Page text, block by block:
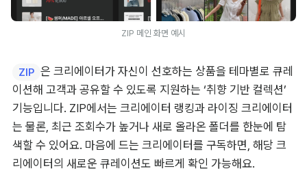
ZIP 메인 화면 예시
ZIP 은 크리에이터가 자신이 선호하는 상품을 테마별로 큐레
이션해 고객과 공유할 수 있도록 지원하는 ‘취향 기반 컬렉션’
기능입니다. ZIP에서는 크리에이터 랭킹과 라이징 크리에이터
는 물론, 최근 조회수가 높거나 새로 올라온 폴더를 한눈에 탐
색할 수 있어요. 마음에 드는 크리에이터를 구독하면, 해당 크